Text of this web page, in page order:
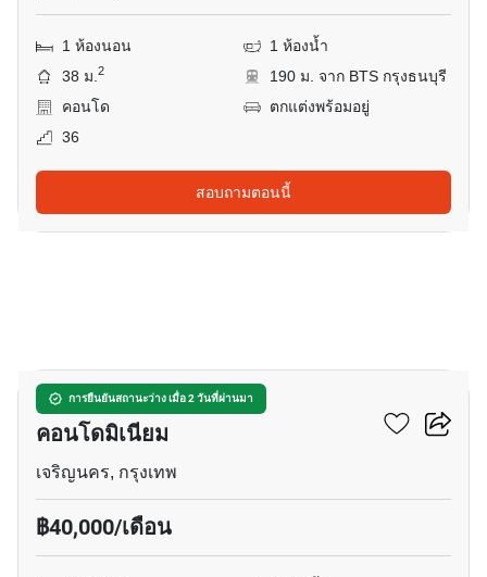
1 ห้องนอน
1 ห้องน้ำ
38 ม.2
190 ม. จาก BTS กรุงธนบุรี
คอนโด
ตกแต่งพร้อมอยู่
36
สอบถามตอนนี้
การยืนยันสถานะว่าง เมื่อ 2 วันที่ผ่านมา
บ้าน สาทร เจ้าพระยา
คอนโดมิเนียม
เจริญนคร, กรุงเทพ
฿40,000/เดือน